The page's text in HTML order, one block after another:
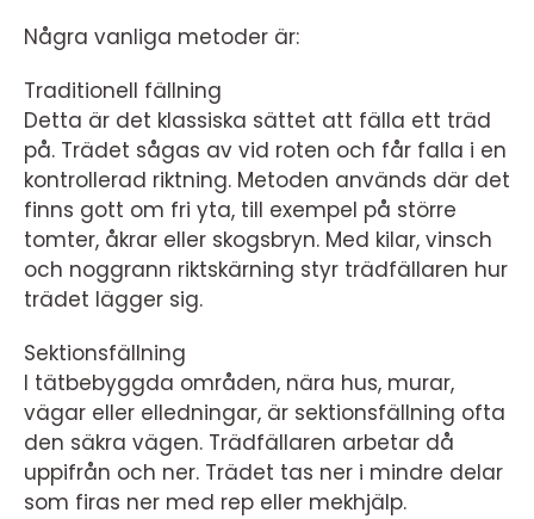
Några vanliga metoder är:
Traditionell fällning
Detta är det klassiska sättet att fälla ett träd
på. Trädet sågas av vid roten och får falla i en
kontrollerad riktning. Metoden används där det
finns gott om fri yta, till exempel på större
tomter, åkrar eller skogsbryn. Med kilar, vinsch
och noggrann riktskärning styr trädfällaren hur
trädet lägger sig.
Sektionsfällning
I tätbebyggda områden, nära hus, murar,
vägar eller elledningar, är sektionsfällning ofta
den säkra vägen. Trädfällaren arbetar då
uppifrån och ner. Trädet tas ner i mindre delar
som firas ner med rep eller mekhjälp.